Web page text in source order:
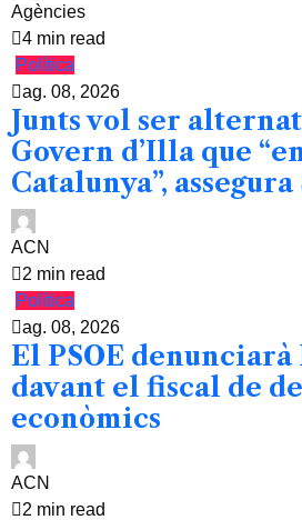
Agències
4 min read
Política
ag. 08, 2026
Junts vol ser
Govern d’Illa que
Catalunya”, assegura
ACN
2 min read
Política
ag. 08, 2026
El PSOE denunciarà
davant el fiscal de
econòmics
ACN
2 min read